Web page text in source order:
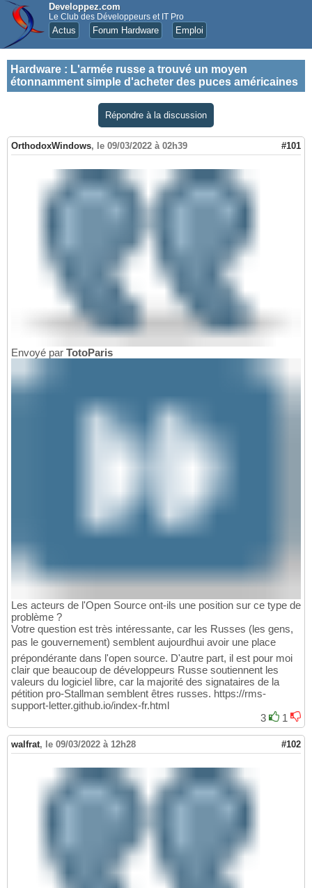
Developpez.com
Le Club des Développeurs et IT Pro
Actus Forum Hardware Emploi
Hardware : L'armée russe a trouvé un moyen
étonnamment simple d'acheter des puces américaines
Répondre à la discussion
OrthodoxWindows, le 09/03/2022 à 02h39 #101
Envoyé par TotoParis
Les acteurs de l'Open Source ont-ils une position sur ce type de
problème ?
Votre question est très intéressante, car les Russes (les gens,
pas le gouvernement) semblent aujourdhui avoir une place
prépondérante dans l'open source. D'autre part, il est pour moi
clair que beaucoup de développeurs Russe soutiennent les
valeurs du logiciel libre, car la majorité des signataires de la
pétition pro-Stallman semblent êtres russes. https://rms-
support-letter.github.io/index-fr.html
3
1
walfrat, le 09/03/2022 à 12h28 #102